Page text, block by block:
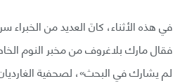
في هذه الأثناء، كانَ العديد من الخبراء
فقال مارك بلاغروف من مخبر النوم
لم يشارك في البحث»، لصحفية